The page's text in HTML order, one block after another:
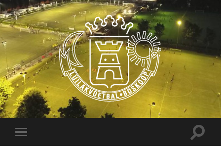
Luilakvoetbal
Boskoop
Toggle
mobiel
Toggle